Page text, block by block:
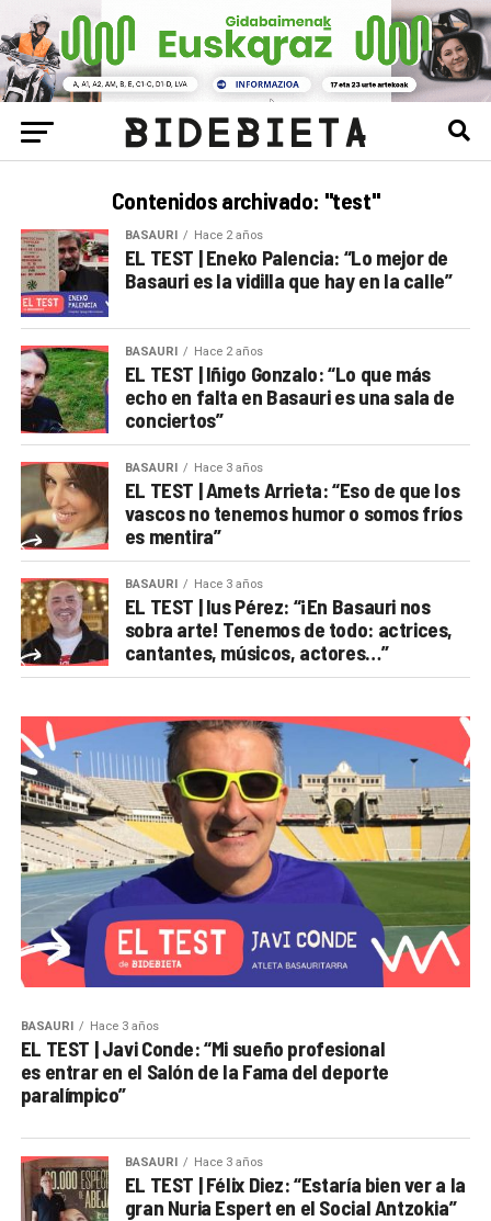
Contenidos archivado: "test"
BASAURI Hace 2 años
EL TEST | Eneko Palencia: “Lo mejor de
Basauri es la vidilla que hay en la calle”
BASAURI Hace 2 años
EL TEST | Iñigo Gonzalo: “Lo que más
echo en falta en Basauri es una sala de
conciertos”
BASAURI Hace 3 años
EL TEST | Amets Arrieta: “Eso de que los
vascos no tenemos humor o somos fríos
es mentira”
BASAURI Hace 3 años
EL TEST | Ius Pérez: “¡En Basauri nos
sobra arte! Tenemos de todo: actrices,
cantantes, músicos, actores…”
BASAURI Hace 3 años
EL TEST | Javi Conde: “Mi sueño profesional
es entrar en el Salón de la Fama del deporte
paralímpico”
BASAURI Hace 3 años
EL TEST | Félix Diez: “Estaría bien ver a la
gran Nuria Espert en el Social Antzokia”